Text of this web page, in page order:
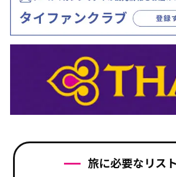
旅に必要なリスト